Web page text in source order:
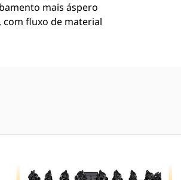
mais áspero
fluxo de material